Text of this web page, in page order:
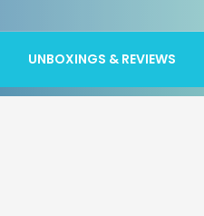
UNBOXINGS & REVIEWS